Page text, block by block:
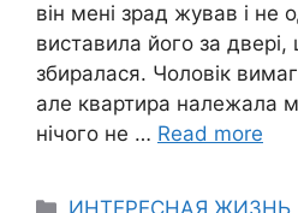
він мені зрад жував і не
виставила його за
збиралася. Чоловік
але квартира належала
нічого не … Read more
Categories